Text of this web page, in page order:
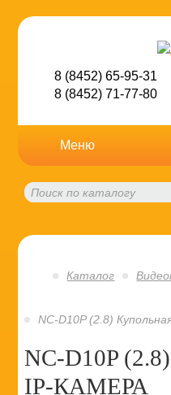
8 (8452) 65-95-31
8 (8452) 71-77-80
Меню
Каталог
NC-D10P (2.8)
NC-D10P
IP-КАМЕРА